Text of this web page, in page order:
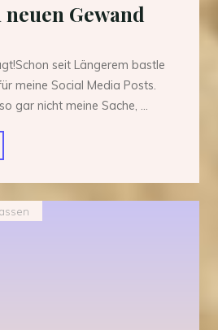
Gewand
seit Längerem bastle
meine Social Media Posts.
gar nicht meine Sache, …